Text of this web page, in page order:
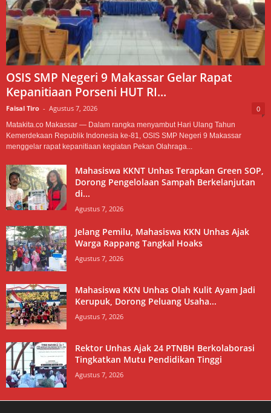
OSIS SMP Negeri 9 Makassar Gelar Rapat
Kepanitiaan Porseni HUT RI...
Faisal Tiro - Agustus 7, 2026 0
Matakita.co Makassar — Dalam rangka menyambut Hari Ulang Tahun
Kemerdekaan Republik Indonesia ke-81, OSIS SMP Negeri 9 Makassar
menggelar rapat kepanitiaan kegiatan Pekan Olahraga...
Mahasiswa KKNT Unhas Terapkan Green SOP,
Dorong Pengelolaan Sampah Berkelanjutan
di...
Agustus 7, 2026
Jelang Pemilu, Mahasiswa KKN Unhas Ajak
Warga Rappang Tangkal Hoaks
Agustus 7, 2026
Mahasiswa KKN Unhas Olah Kulit Ayam Jadi
Kerupuk, Dorong Peluang Usaha...
Agustus 7, 2026
Rektor Unhas Ajak 24 PTNBH Berkolaborasi
Tingkatkan Mutu Pendidikan Tinggi
Agustus 7, 2026